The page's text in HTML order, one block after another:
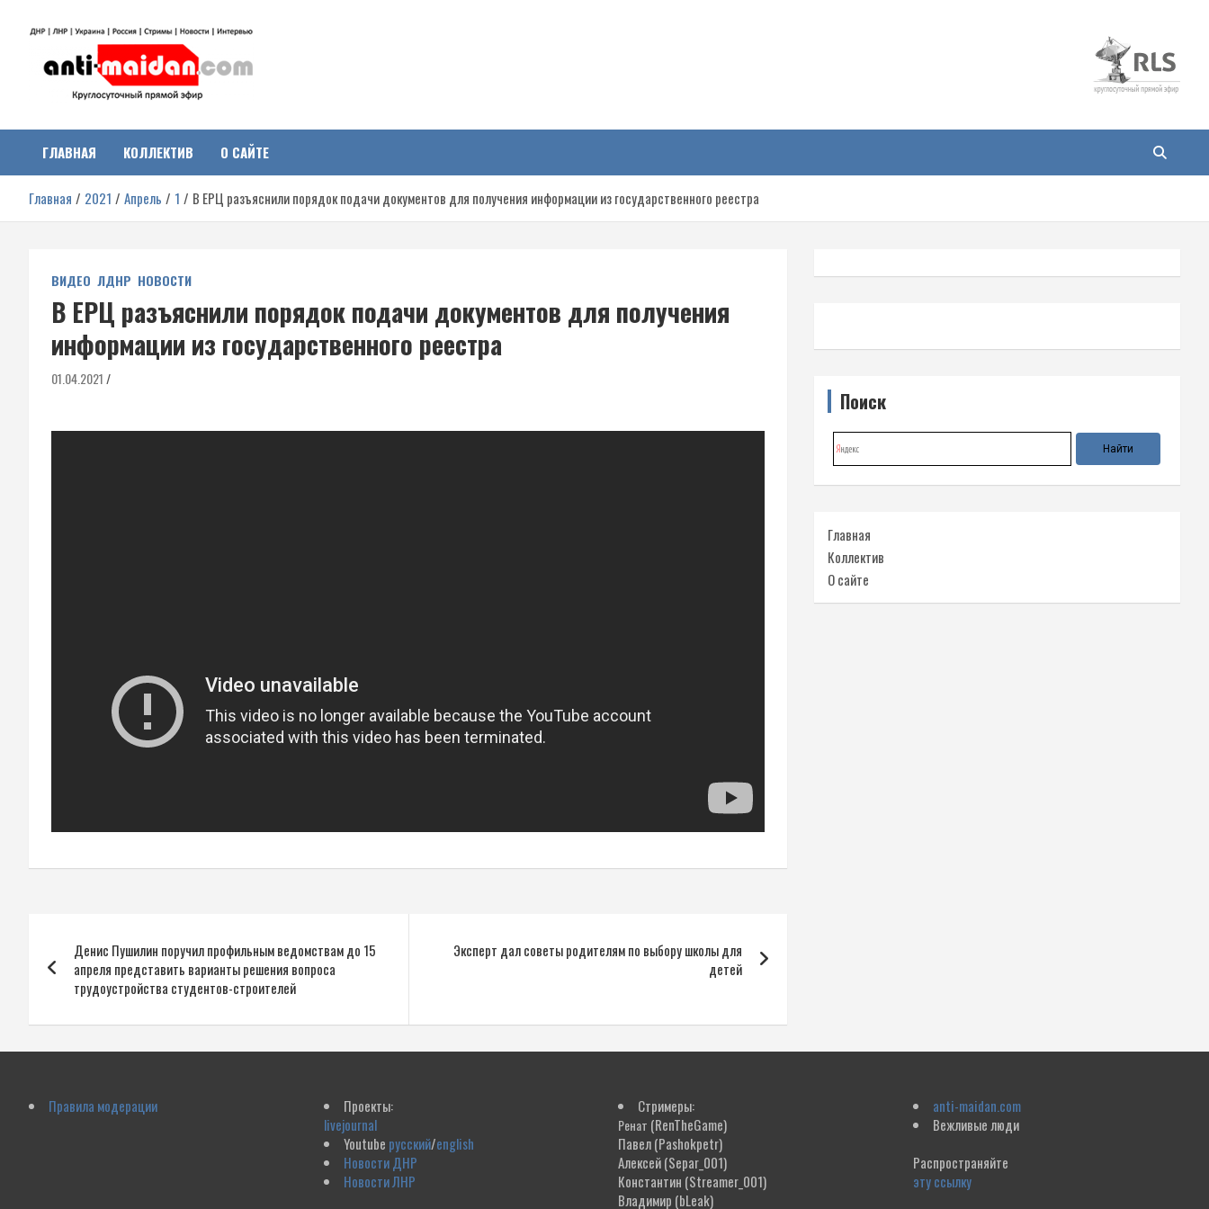
Антимайдан:
Гражданская война на
Украине
о гражданской войне на Украине, включая события в Новороссии,
ДНР, ЛНР и других регионах.
ГЛАВНАЯ КОЛЛЕКТИВ О САЙТЕ
Главная 2021 Апрель 1 В ЕРЦ разъяснили порядок подачи документов для получения информации из государственного реестра
ВИДЕО ЛДНР НОВОСТИ
В ЕРЦ разъяснили порядок подачи документов для получения
информации из государственного реестра
01.04.2021
по
записям
Денис Пушилин поручил профильным ведомствам до 15
апреля представить варианты решения вопроса
трудоустройства студентов-строителей
Эксперт дал советы родителям по выбору школы для
детей
Поиск
Главная
Коллектив
О сайте
Правила модерации
Проекты:
livejournal
Youtube русский/english
Новости ДНР
Новости ЛНР
Стримеры:
Ренат (RenTheGame)
Павел(Pashokpetr)
Алексей(Separ_001)
Константин (Streamer_001)
Владимир (bLeak)
anti-maidan.com
Вежливые люди
Распространяйте
эту ссылку